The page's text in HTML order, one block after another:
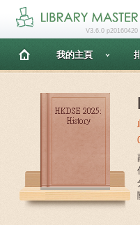
V3.6.0 p20160420
我的主頁